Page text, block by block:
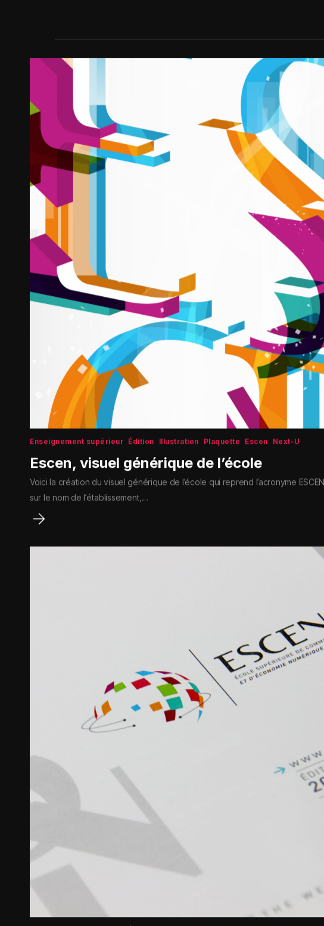
Enseignement supérieur Édition Illustration Plaquette Escen Next-U
Escen, visuel générique de l’école
Voici la création du visuel générique de l’école qui reprend l’acronyme
sur le nom de l’établissement,…